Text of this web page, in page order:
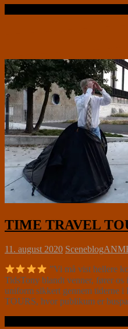
TIME TRAVEL
11. august 2020 Sceneblog
”Vi må vist hellere
TidsTony blandt venner, fører os
uniform sikkert gennem tiderne
TOURS, hvor publikum er